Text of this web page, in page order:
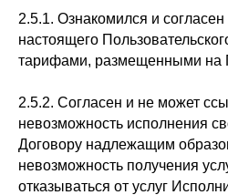
2.5.1. Ознакомился и
настоящего
тарифами, размещенными на
2.5.2. Согласен и не может
невозможность исполнения
Договору надлежащим
невозможность получения
отказываться от услуг